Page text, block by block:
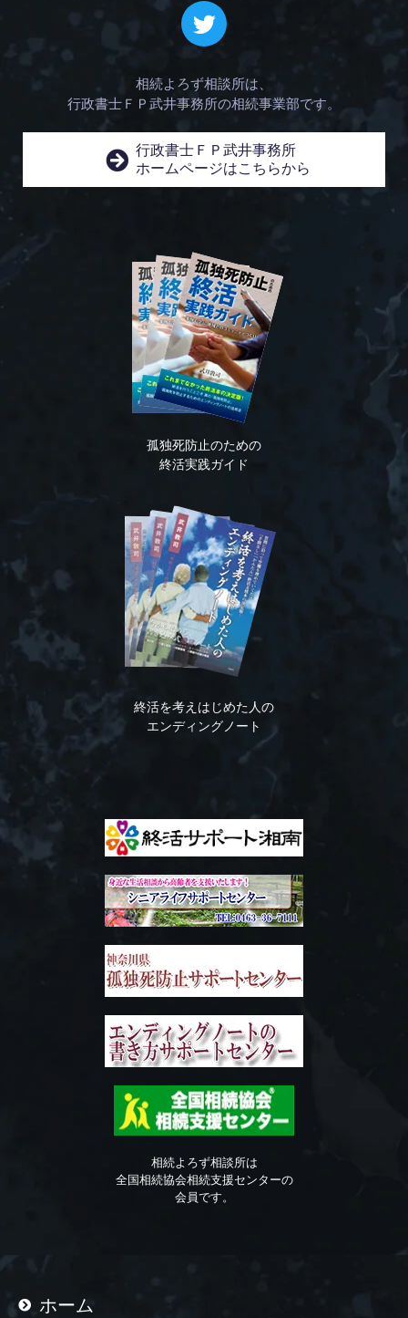
相続よろず相談所は、
行政書士ＦＰ武井事務所の相続事業部です。
行政書士ＦＰ武井事務所
ホームページはこちらから
孤独死防止のための
終活実践ガイド
終活を考えはじめた人の
エンディングノート
相続よろず相談所は
全国相続協会相続支援センターの
会員です。
ホーム